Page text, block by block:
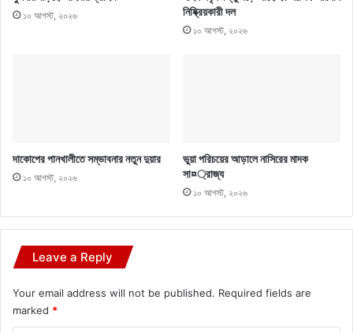
১০ আগস্ট, ২০২৬
নিষ্ক্রিয়কারী দল
১০ আগস্ট, ২০২৬
দাকোপের পানখালীতে সম্ভাবনার নতুন দুয়ার
১০ আগস্ট, ২০২৬
ভুয়া পরিচয়ের আড়ালে নাসিরের মাদক
সা¤্রাজ্য
১০ আগস্ট, ২০২৬
Leave a Reply
Your email address will not be published. Required fields are
marked *